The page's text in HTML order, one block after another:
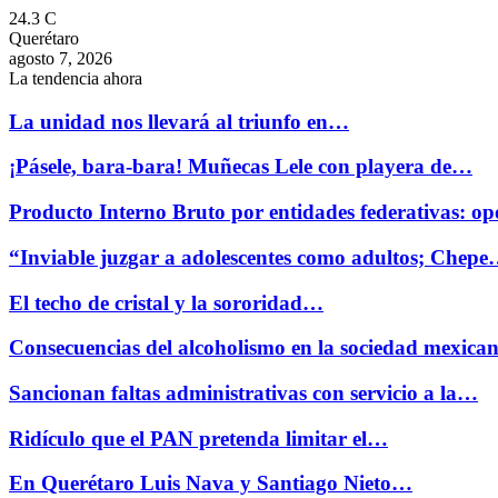
24.3 C
Querétaro
agosto 7, 2026
La tendencia ahora
La unidad nos llevará al triunfo en…
¡Pásele, bara-bara! Muñecas Lele con playera de…
Producto Interno Bruto por entidades federativas:
“Inviable juzgar a adolescentes como adultos;
El techo de cristal y la sororidad…
Consecuencias del alcoholismo en la sociedad
Sancionan faltas administrativas con servicio a la…
Ridículo que el PAN pretenda limitar el…
En Querétaro Luis Nava y Santiago Nieto…